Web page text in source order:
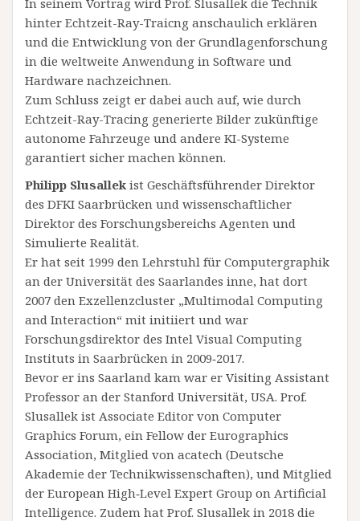
In seinem Vortrag wird Prof. Slusallek die Technik
hinter Echtzeit-Ray-Traicng anschaulich erklären
und die Entwicklung von der Grundlagenforschung
in die weltweite Anwendung in Software und
Hardware nachzeichnen.
Zum Schluss zeigt er dabei auch auf, wie durch
Echtzeit-Ray-Tracing generierte Bilder zukünftige
autonome Fahrzeuge und andere KI-Systeme
garantiert sicher machen können.
Philipp Slusallek ist Geschäftsführender Direktor
des DFKI Saarbrücken und wissenschaftlicher
Direktor des Forschungsbereichs Agenten und
Simulierte Realität.
Er hat seit 1999 den Lehrstuhl für Computergraphik
an der Universität des Saarlandes inne, hat dort
2007 den Exzellenzcluster „Multimodal Computing
and Interaction“ mit initiiert und war
Forschungsdirektor des Intel Visual Computing
Instituts in Saarbrücken in 2009‐2017.
Bevor er ins Saarland kam war er Visiting Assistant
Professor an der Stanford Universität, USA. Prof.
Slusallek ist Associate Editor von Computer
Graphics Forum, ein Fellow der Eurographics
Association, Mitglied von acatech (Deutsche
Akademie der Technikwissenschaften), und Mitglied
der European High‐Level Expert Group on Artificial
Intelligence. Zudem hat Prof. Slusallek in 2018 die